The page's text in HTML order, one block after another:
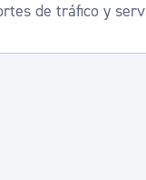
residuos y
de tráfico y